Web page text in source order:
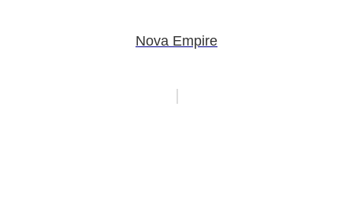
Nova Empire